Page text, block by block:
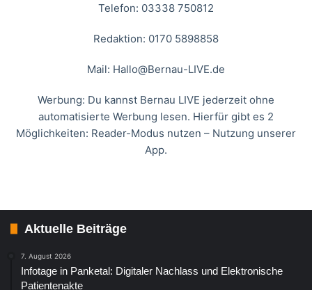
Telefon: 03338 750812
Redaktion: 0170 5898858
Mail: Hallo@Bernau-LIVE.de
Werbung: Du kannst Bernau LIVE jederzeit ohne
automatisierte Werbung lesen. Hierfür gibt es 2
Möglichkeiten: Reader-Modus nutzen – Nutzung unserer
App.
Aktuelle Beiträge
7. August 2026
Infotage in Panketal: Digitaler Nachlass und Elektronische
Patientenakte